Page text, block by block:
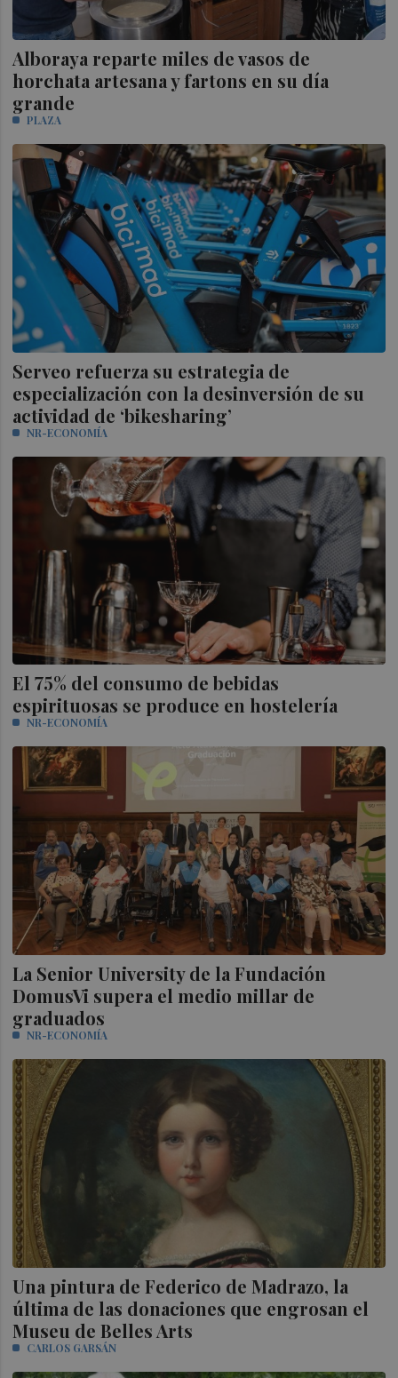
Alboraya reparte miles de vasos de
horchata artesana y fartons en su día
grande
PLAZA
Serveo refuerza su estrategia de
especialización con la desinversión de su
actividad de ‘bikesharing’
NR-ECONOMÍA
El 75% del consumo de bebidas
espirituosas se produce en hostelería
NR-ECONOMÍA
La Senior University de la Fundación
DomusVi supera el medio millar de
graduados
NR-ECONOMÍA
Una pintura de Federico de Madrazo, la
última de las donaciones que engrosan el
Museu de Belles Arts
CARLOS GARSÁN